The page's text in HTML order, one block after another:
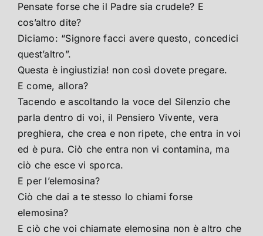
Pensate forse che il Padre sia crudele? E
cos’altro dite?
Diciamo: “Signore facci avere questo, concedici
quest’altro”.
Questa è ingiustizia! non così dovete pregare.
E come, allora?
Tacendo e ascoltando la voce del Silenzio che
parla dentro di voi, il Pensiero Vivente, vera
preghiera, che crea e non ripete, che entra in voi
ed è pura. Ciò che entra non vi contamina, ma
ciò che esce vi sporca.
E per l’elemosina?
Ciò che dai a te stesso lo chiami forse
elemosina?
E ciò che voi chiamate elemosina non è altro che